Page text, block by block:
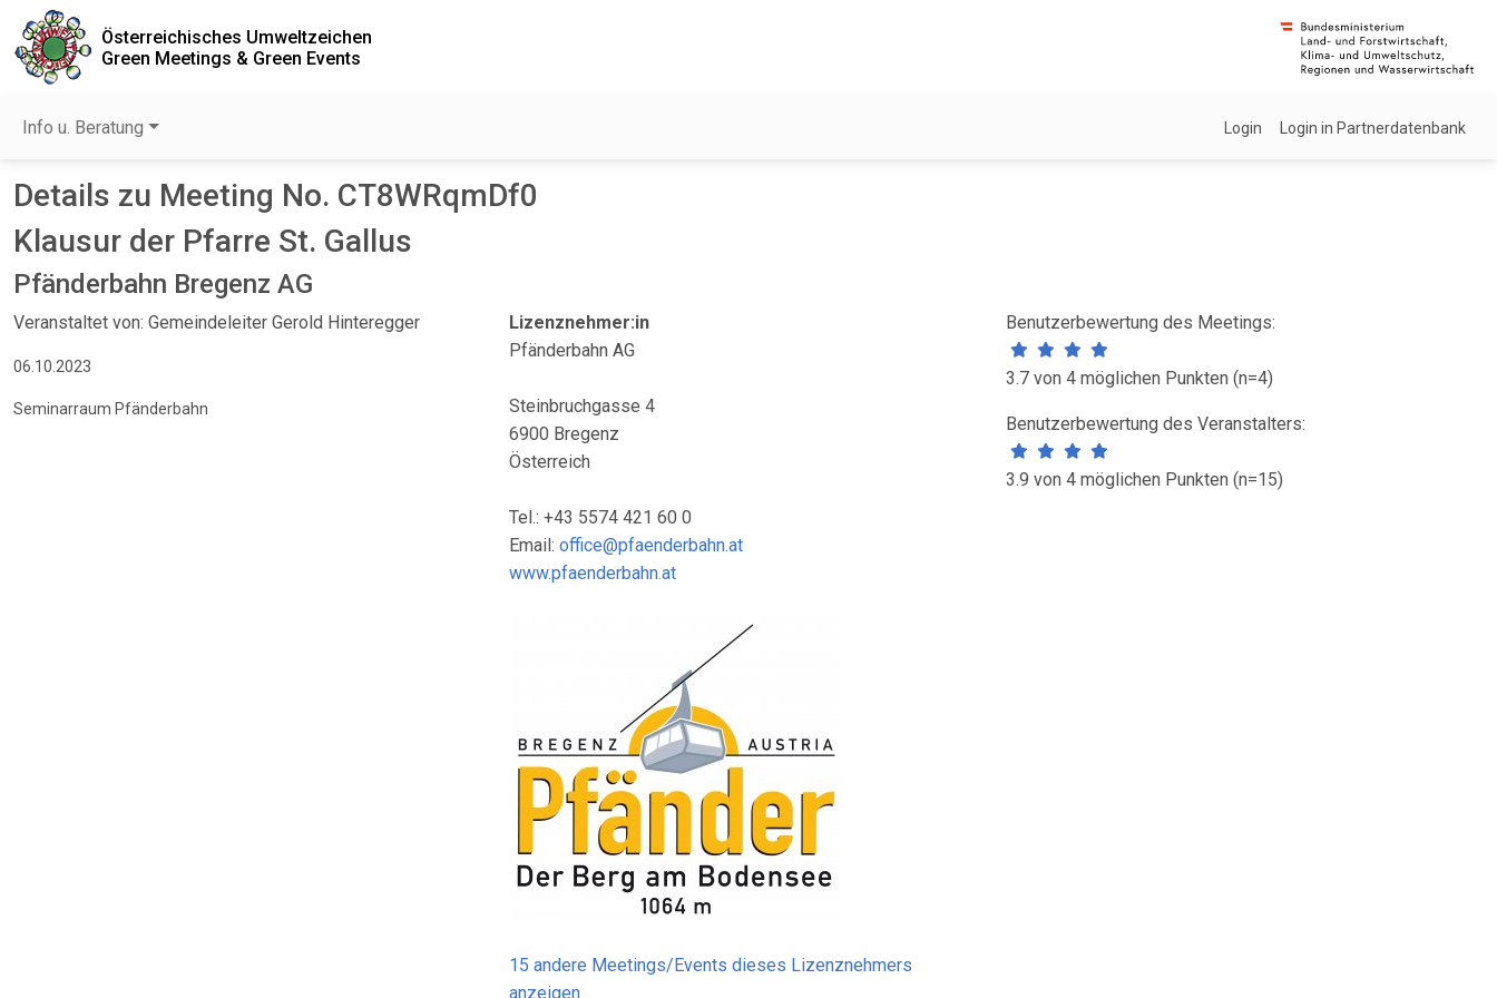
Österreichisches Umweltzeichen
Green Meetings & Green Events
Info u. Beratung Login Login in Partnerdatenbank
Details zu Meeting No. CT8WRqmDf0
Klausur der Pfarre St. Gallus
Pfänderbahn Bregenz AG
Veranstaltet von: Gemeindeleiter Gerold Hinteregger
06.10.2023
Seminarraum Pfänderbahn
Lizenznehmer:in
Pfänderbahn AG
Steinbruchgasse 4
6900 Bregenz
Österreich
Tel.: +43 5574 421 60 0
Email:office@pfaenderbahn.at
www.pfaenderbahn.at
15 andere Meetings/Events dieses Lizenznehmers
anzeigen
Benutzerbewertung des Meetings:
3.7 von 4 möglichen Punkten (n=4)
Benutzerbewertung des Veranstalters:
3.9 von 4 möglichen Punkten (n=15)